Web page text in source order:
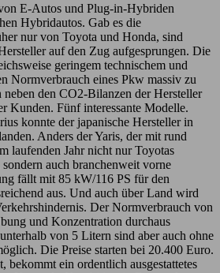
E-Autos und Plug-in-Hybriden
Hybridautos. Gab es die
nur von Toyota und Honda, sind
auf den Zug aufgesprungen. Die
geringem technischem und
Normverbrauch eines Pkw massiv zu
den CO2-Bilanzen der Hersteller
Kunden. Fünf interessante Modelle.
konnte der japanische Hersteller in
Anders der Yaris, der mit rund
laufenden Jahr nicht nur Toyotas
auch branchenweit vorne
fällt mit 85 kW/116 PS für den
aus. Und auch über Land wird
Der Normverbrauch von
und Konzentration durchaus
von 5 Litern sind aber auch ohne
Die Preise starten bei 20.400 Euro.
bekommt ein ordentlich ausgestattetes